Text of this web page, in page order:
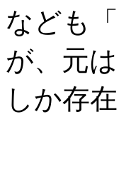
なども
が、元
しか存